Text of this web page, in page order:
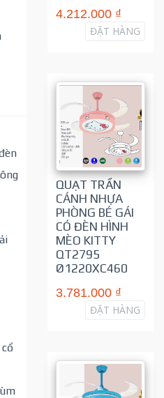
4.212.000 ₫
ĐẶT HÀNG
QUẠT TRẦN
CÁNH NHỰA
PHÒNG BÉ GÁI
CÓ ĐÈN HÌNH
MÈO KITTY
QT2795
Ø1220XC460
3.781.000 ₫
ĐẶT HÀNG